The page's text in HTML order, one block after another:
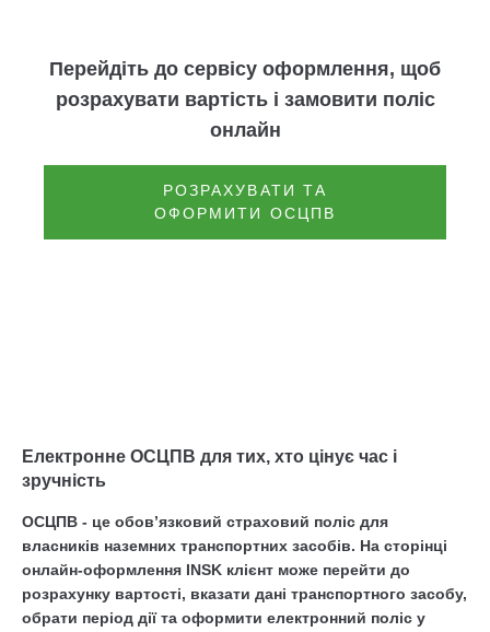
Перейдіть до сервісу оформлення, щоб
розрахувати вартість і замовити поліс
онлайн
РОЗРАХУВАТИ ТА
ОФОРМИТИ ОСЦПВ
Електронне ОСЦПВ для тих, хто цінує час і
зручність
ОСЦПВ - це обов’язковий страховий поліс для
власників наземних транспортних засобів. На сторінці
онлайн-оформлення INSK клієнт може перейти до
розрахунку вартості, вказати дані транспортного засобу,
обрати період дії та оформити електронний поліс у